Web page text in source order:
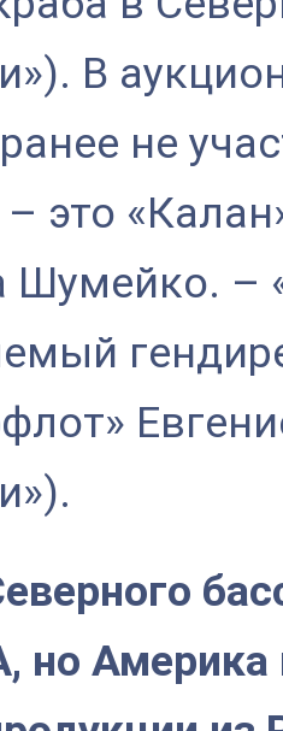
В
не
это
Шумейко. –
Америка